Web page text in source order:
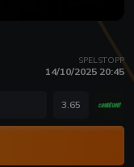
SPELSTOPP
14/10/2025 20:45
3.65